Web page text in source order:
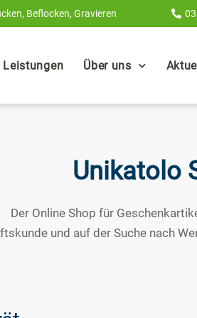
Beflocken, Gravieren
Leistungen Über uns
Unikatolo
Der Online Shop für
und auf der Suche nach